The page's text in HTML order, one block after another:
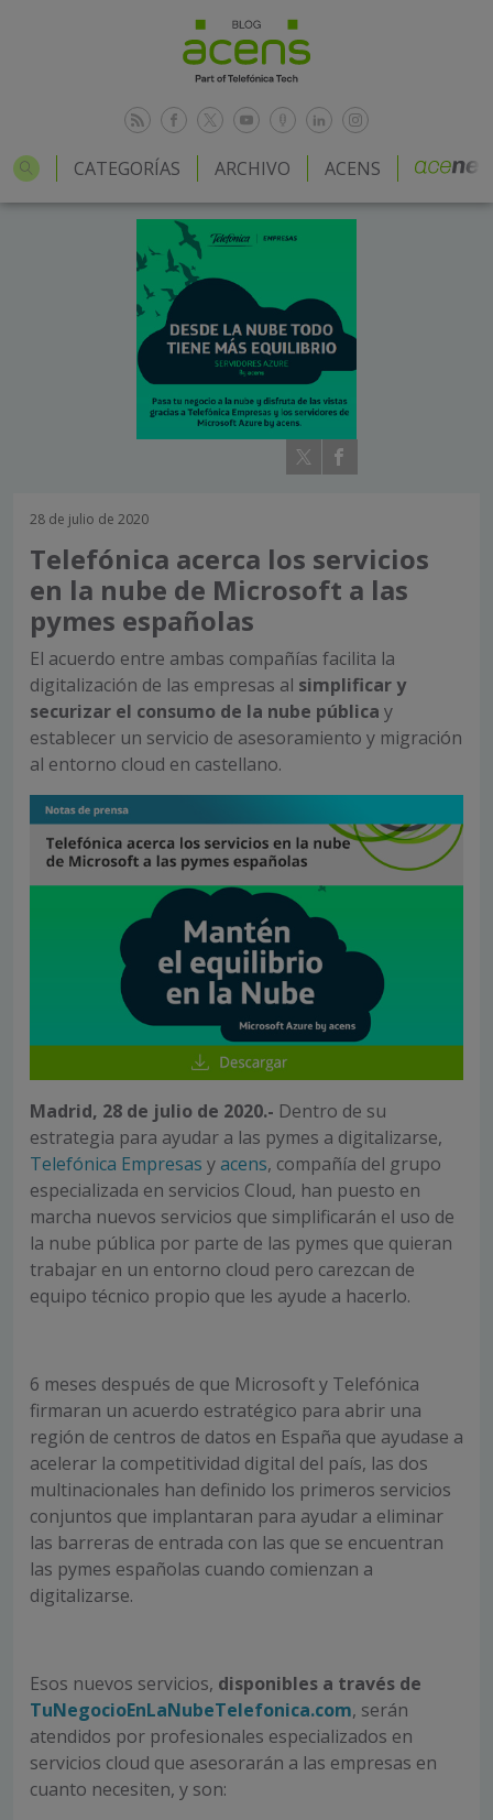
CATEGORÍAS ARCHIVO ACENS
28 de julio de 2020
Telefónica acerca los servicios
en la nube de Microsoft a las
pymes españolas
El acuerdo entre ambas compañías facilita la
digitalización de las empresas al simplificar y
securizar el consumo de la nube pública y
establecer un servicio de asesoramiento y migración
al entorno cloud en castellano.
Madrid, 28 de julio de 2020.- Dentro de su
estrategia para ayudar a las pymes a digitalizarse,
Telefónica Empresas yacens, compañía del grupo
especializada en servicios Cloud, han puesto en
marcha nuevos servicios que simplificarán el uso de
la nube pública por parte de las pymes que quieran
trabajar en un entorno cloud pero carezcan de
equipo técnico propio que les ayude a hacerlo.
6 meses después de que Microsoft y Telefónica
firmaran un acuerdo estratégico para abrir una
región de centros de datos en España que ayudase a
acelerar la competitividad digital del país, las dos
multinacionales han definido los primeros servicios
conjuntos que implantaran para ayudar a eliminar
las barreras de entrada con las que se encuentran
las pymes españolas cuando comienzan a
digitalizarse.
Esos nuevos servicios, disponibles a través de
TuNegocioEnLaNubeTelefonica.com, serán
atendidos por profesionales especializados en
servicios cloud que asesorarán a las empresas en
cuanto necesiten, y son: